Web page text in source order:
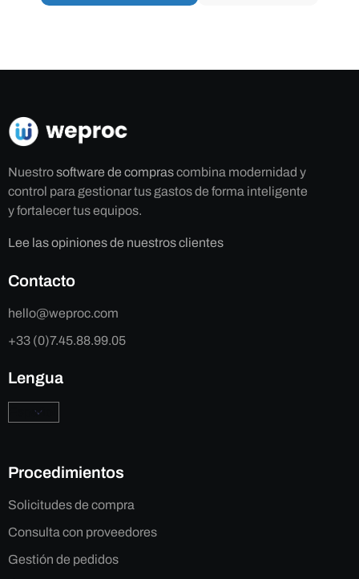
Nuestrosoftware de comprascombina modernidad y
control para gestionar tus gastos de forma inteligente
y fortalecer tus equipos.
Lee las opiniones de nuestros clientes
Contacto
hello@weproc.com
+33 (0)7.45.88.99.05
Lengua
Procedimientos
Solicitudes de compra
Consulta con proveedores
Gestión de pedidos